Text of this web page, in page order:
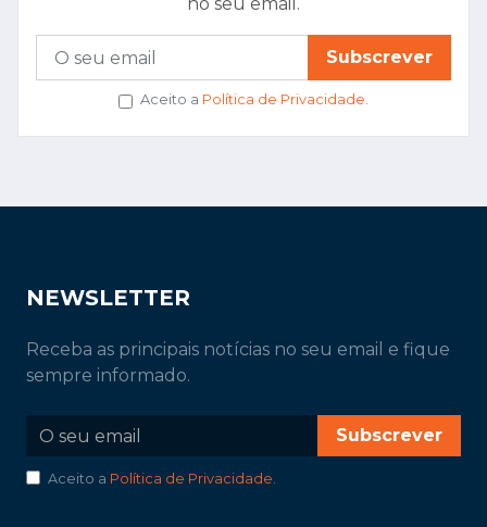
Subscrever
Aceito a Política de Privacidade.
NEWSLETTER
Receba as principais notícias no seu email e fique
sempre informado.
Subscrever
Aceito a Política de Privacidade.